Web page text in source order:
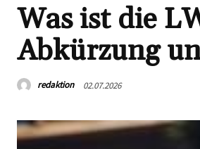
Was ist die
Abkürzung
redaktion 02.07.2026